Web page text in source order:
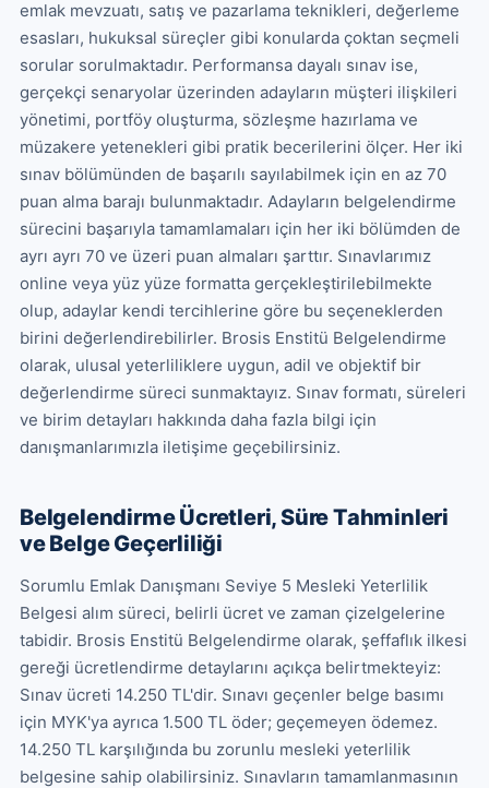
emlak mevzuatı, satış ve pazarlama teknikleri, değerleme
esasları, hukuksal süreçler gibi konularda çoktan seçmeli
sorular sorulmaktadır. Performansa dayalı sınav ise,
gerçekçi senaryolar üzerinden adayların müşteri ilişkileri
yönetimi, portföy oluşturma, sözleşme hazırlama ve
müzakere yetenekleri gibi pratik becerilerini ölçer. Her iki
sınav bölümünden de başarılı sayılabilmek için en az 70
puan alma barajı bulunmaktadır. Adayların belgelendirme
sürecini başarıyla tamamlamaları için her iki bölümden de
ayrı ayrı 70 ve üzeri puan almaları şarttır. Sınavlarımız
online veya yüz yüze formatta gerçekleştirilebilmekte
olup, adaylar kendi tercihlerine göre bu seçeneklerden
birini değerlendirebilirler. Brosis Enstitü Belgelendirme
olarak, ulusal yeterliliklere uygun, adil ve objektif bir
değerlendirme süreci sunmaktayız. Sınav formatı, süreleri
ve birim detayları hakkında daha fazla bilgi için
danışmanlarımızla iletişime geçebilirsiniz.
Belgelendirme Ücretleri, Süre Tahminleri
ve Belge Geçerliliği
Sorumlu Emlak Danışmanı Seviye 5 Mesleki Yeterlilik
Belgesi alım süreci, belirli ücret ve zaman çizelgelerine
tabidir. Brosis Enstitü Belgelendirme olarak, şeffaflık ilkesi
gereği ücretlendirme detaylarını açıkça belirtmekteyiz:
Sınav ücreti 14.250 TL'dir. Sınavı geçenler belge basımı
için MYK'ya ayrıca 1.500 TL öder; geçemeyen ödemez.
14.250 TL karşılığında bu zorunlu mesleki yeterlilik
belgesine sahip olabilirsiniz. Sınavların tamamlanmasının